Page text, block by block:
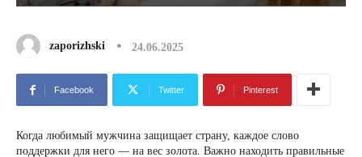
zaporizhski 24.06.2025
Facebook Twitter Pinterest
Когда любимый мужчина защищает страну, каждое слово
поддержки для него — на вес золота. Важно находить правильные